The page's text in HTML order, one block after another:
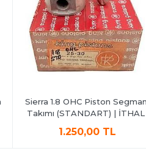
Sierra 1.8 OHC Piston Segman
Takımı (STANDART) | İTHAL
1.250,00 TL